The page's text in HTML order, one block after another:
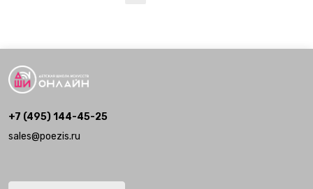
+7 (495) 144-45-25
sales@poezis.ru